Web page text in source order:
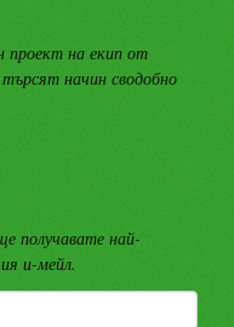
проект на екип от
начин сводобно
получавате най-
и-мейл.